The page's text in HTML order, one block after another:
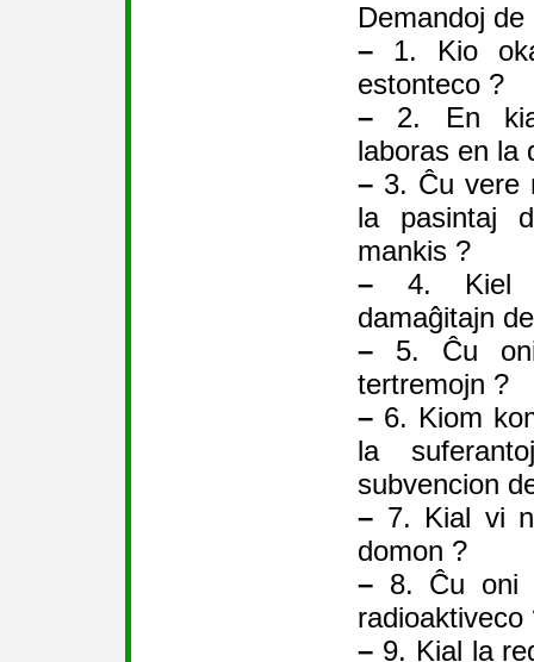
Demandoj
– 1. Kio
estonteco ?
– 2. En kia
laboras en la
– 3. Ĉu vere
la pasintaj
mankis ?
– 4. Kiel
damaĝitajn
– 5. Ĉu
tertremojn ?
– 6. Kiom
la
subvencion
– 7. Kial vi
domon ?
– 8. Ĉu oni
radioaktiveco
– 9. Kial la